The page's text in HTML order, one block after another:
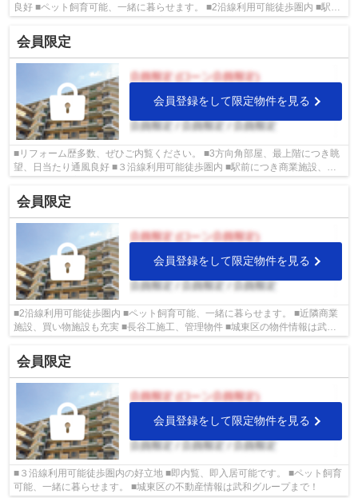
良好 ■ペット飼育可能、一緒に暮らせます。 ■2沿線利用可能徒歩圏内 ■駅前
会員限定
会員登録をして限定物件を見る
■リフォーム歴多数、ぜひご内覧ください。 ■3方向角部屋、最上階につき眺
望、日当たり通風良好 ■３沿線利用可能徒歩圏内 ■駅前につき商業施設、買
い物施設も充実の人気エリア ■城東区...
会員限定
会員登録をして限定物件を見る
■2沿線利用可能徒歩圏内 ■ペット飼育可能、一緒に暮らせます。 ■近隣商業
施設、買い物施設も充実 ■長谷工施工、管理物件 ■城東区の物件情報は武和
グループまで！
会員限定
会員登録をして限定物件を見る
■３沿線利用可能徒歩圏内の好立地 ■即内覧、即入居可能です。 ■ペット飼育
可能、一緒に暮らせます。 ■城東区の不動産情報は武和グループまで！